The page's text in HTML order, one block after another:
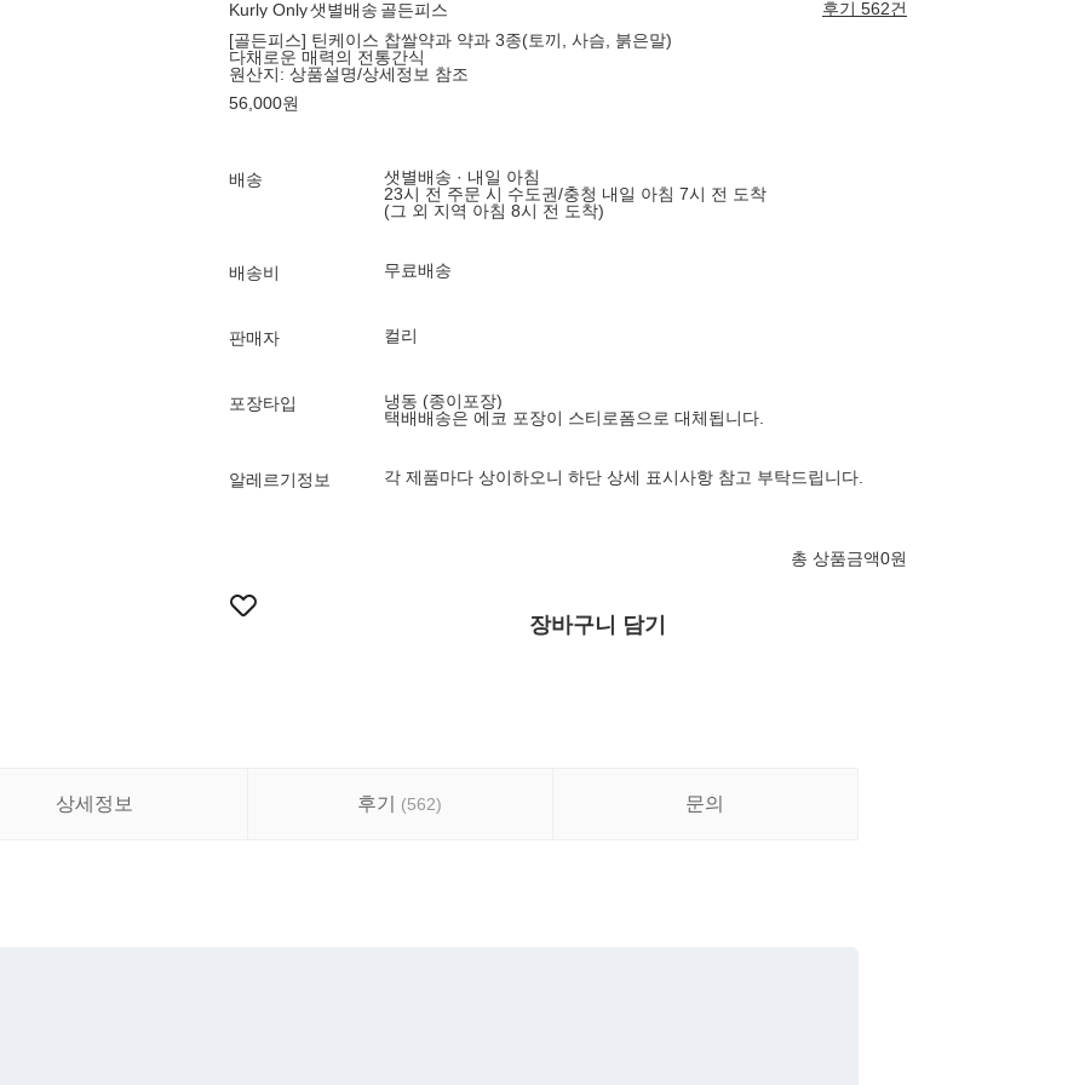
Kurly Only샛별배송 골든피스
후기 562건
[골든피스] 틴케이스 찹쌀약과 약과 3종(토끼, 사슴, 붉은말)
다채로운 매력의 전통간식
원산지: 상품설명/상세정보 참조
56,000원
배송
샛별배송 · 내일 아침
23시 전 주문 시 수도권/충청 내일 아침 7시 전 도착
(그 외 지역 아침 8시 전 도착)
배송비 무료배송
판매자 컬리
포장타입
냉동 (종이포장)
택배배송은 에코 포장이 스티로폼으로 대체됩니다.
알레르기정보 각 제품마다 상이하오니 하단 상세 표시사항 참고 부탁드립니다.
총 상품금액0원
장바구니 담기
상세정보 후기 (562) 문의